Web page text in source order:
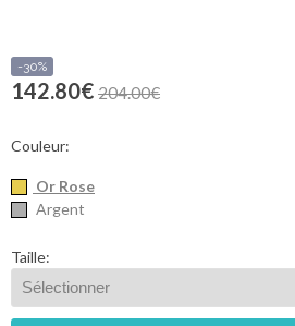
-30%
142.80€ 204.00€
Couleur:
Or Rose
Argent
Taille: